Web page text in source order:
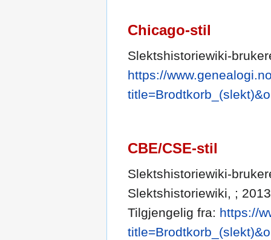
Chicago-stil
Slektshistoriewiki-
https://
CBE/CSE-stil
Slektshistoriewiki-
Slektshistoriewiki, ;
Tilgjengelig fra: https://